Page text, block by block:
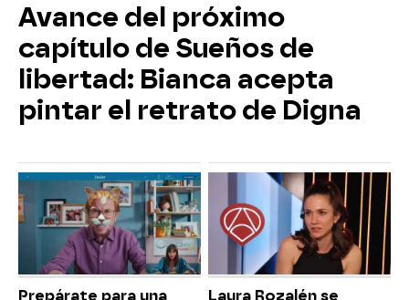
Avance del próximo
capítulo de Sueños de
libertad: Bianca acepta
pintar el retrato de Digna
Prepárate para una Laura Rozalén se